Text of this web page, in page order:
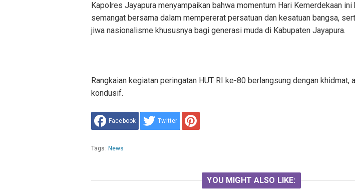
Kapolres Jayapura menyampaikan bahwa momentum Hari Kemerdekaan ini
semangat bersama dalam mempererat persatuan dan kesatuan bangsa,
jiwa nasionalisme khususnya bagi generasi muda di Kabupaten Jayapura.
Rangkaian kegiatan peringatan HUT RI ke-80 berlangsung dengan khidmat,
kondusif.
Facebook Twitter
Tags: News
YOU MIGHT ALSO LIKE: